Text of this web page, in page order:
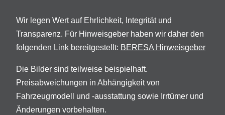
Wir legen Wert auf Ehrlichkeit, Integrität und
Transparenz. Für Hinweisgeber haben wir daher den
folgenden Link bereitgestellt: BERESA Hinweisgeber
Die Bilder sind teilweise beispielhaft.
Preisabweichungen in Abhängigkeit von
Fahrzeugmodell und -ausstattung sowie Irrtümer und
Änderungen vorbehalten.